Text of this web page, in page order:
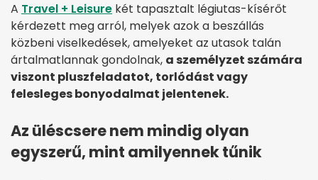
A Travel + Leisure két tapasztalt légiutas-kísérőt
kérdezett meg arról, melyek azok a beszállás
közbeni viselkedések, amelyeket az utasok talán
ártalmatlannak gondolnak, a személyzet számára
viszont pluszfeladatot, torlódást vagy
felesleges bonyodalmat jelentenek.
Az üléscsere nem mindig olyan
egyszerű, mint amilyennek tűnik